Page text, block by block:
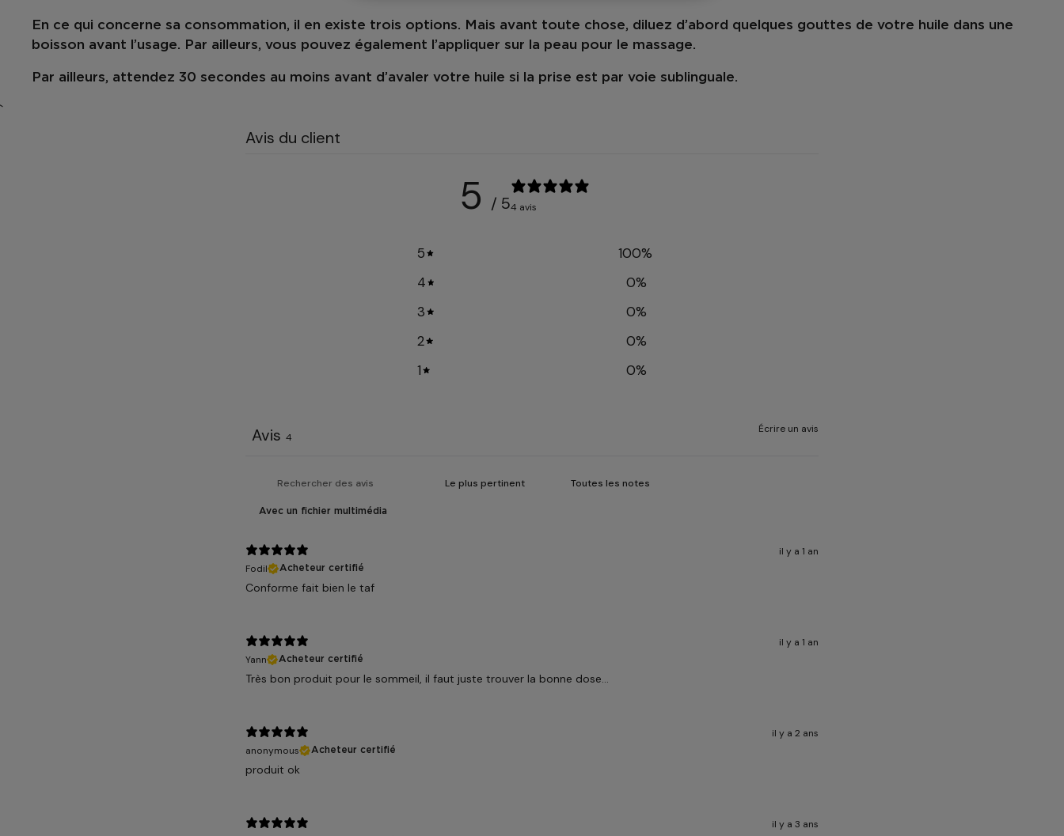
En ce qui concerne sa consommation, il en existe trois options. Mais avant toute chose, diluez d’abord quelques gouttes de votre huile dans une
boisson avant l’usage. Par ailleurs, vous pouvez également l’appliquer sur la peau pour le massage.
Par ailleurs, attendez 30 secondes au moins avant d’avaler votre huile si la prise est par voie sublinguale.
`
Avis du client
5 / 54 avis
5 100%
4
0%
3
0%
2
0%
1
0%
Écrire un avis
Avis 4
Avec un fichier multimédia
il y a 1 an
Fodil
Acheteur certifié
Conforme fait bien le taf
il y a 1 an
Yann
Acheteur certifié
Très bon produit pour le sommeil, il faut juste trouver la bonne dose…
il y a 2 ans
anonymous
Acheteur certifié
produit ok
il y a 3 ans